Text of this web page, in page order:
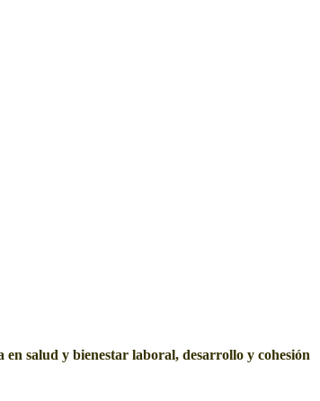
en salud y bienestar laboral, desarrollo y cohesión